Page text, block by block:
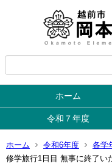
ホーム
令和７年度
ホーム 令和6年度 各学
修学旅行1日目 無事に終了い